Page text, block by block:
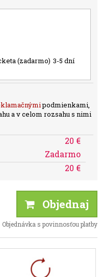
(zadarmo) 3-5 dní
podmienkami,
a v celom rozsahu s nimi
20 €
Zadarmo
20 €
Objednaj
Objednávka s povinnosťou platby